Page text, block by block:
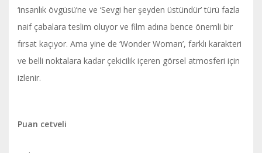
‘insanlık övgüsü’ne ve ‘Sevgi her şeyden üstündür’ türü fazla
naif çabalara teslim oluyor ve film adına bence önemli bir
fırsat kaçıyor. Ama yine de ‘Wonder Woman’, farklı karakteri
ve belli noktalara kadar çekicilik içeren görsel atmosferi için
izlenir.
Puan cetveli